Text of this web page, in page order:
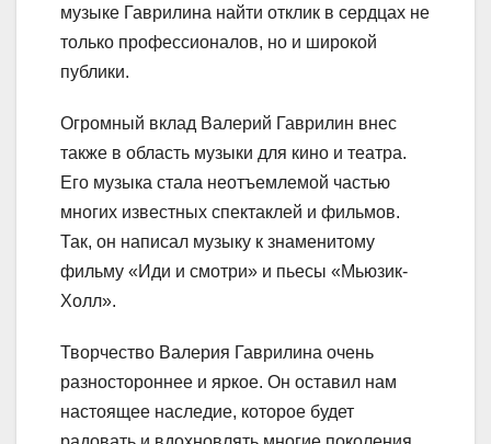
музыке Гаврилина найти отклик в сердцах не
только профессионалов, но и широкой
публики.
Огромный вклад Валерий Гаврилин внес
также в область музыки для кино и театра.
Его музыка стала неотъемлемой частью
многих известных спектаклей и фильмов.
Так, он написал музыку к знаменитому
фильму «Иди и смотри» и пьесы «Мьюзик-
Холл».
Творчество Валерия Гаврилина очень
разностороннее и яркое. Он оставил нам
настоящее наследие, которое будет